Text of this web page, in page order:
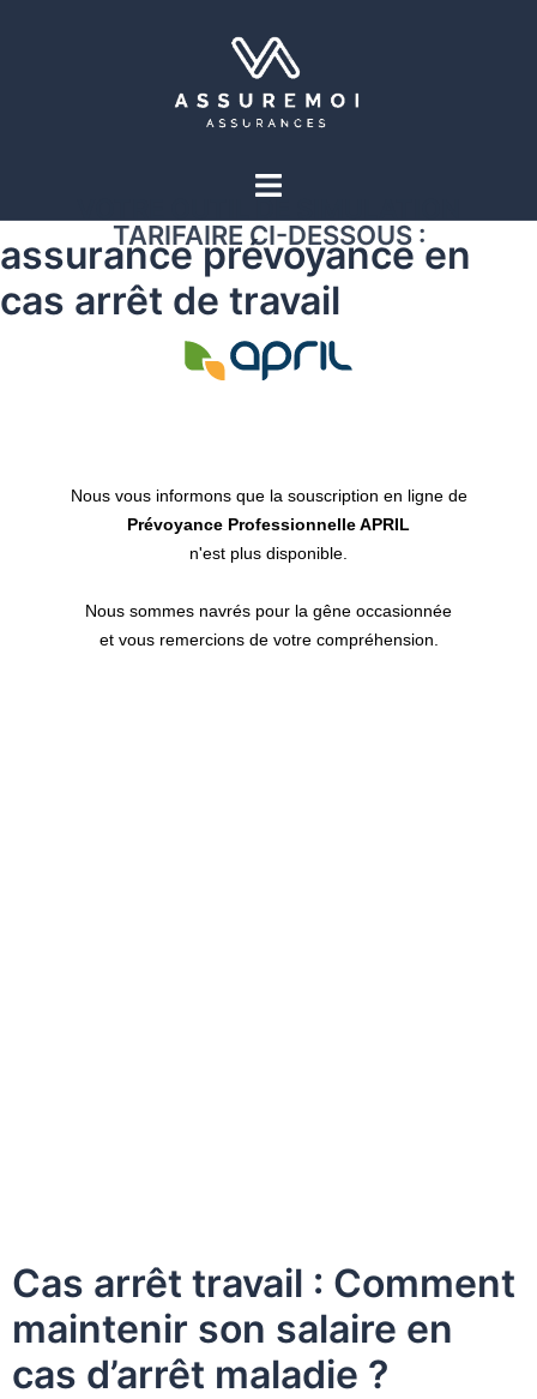
assurance prévoyance en
cas arrêt de travail
TARIFAIRE CI-DESSOUS :
Cas arrêt travail : Comment
maintenir son salaire en
cas d’arrêt maladie ?